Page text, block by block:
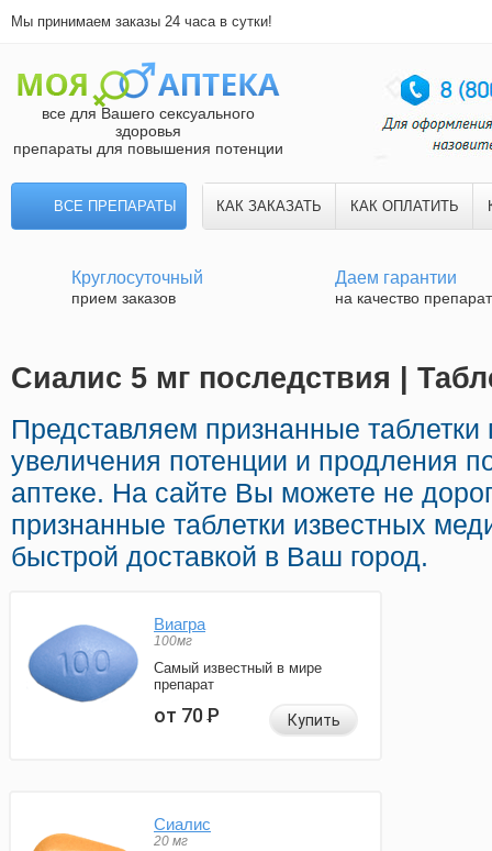
Мы принимаем заказы 24 часа в сутки!
все для Вашего сексуального
здоровья
препараты для повышения потенции
ВСЕ ПРЕПАРАТЫ КАК ЗАКАЗАТЬ КАК ОПЛАТИТЬ
Круглосуточный
прием заказов
Даем гарантии
на качество
Сиалис 5 мг последствия |
Представляем признанные
увеличения потенции и продления
аптеке. На сайте Вы можете не
признанные таблетки известных
быстрой доставкой в Ваш город.
Виагра
100мг
Самый известный в мире
препарат
от 70Р Купить
Сиалис
20 мг